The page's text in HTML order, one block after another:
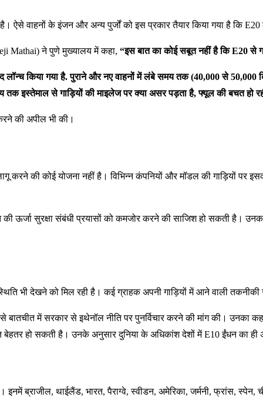
ऐसे वाहनों के इंजन और अन्य पुर्जों को इस प्रकार तैयार किया गया है कि
Mathai) ने पुणे मुख्यालय में कहा, “इस बात का कोई सबूत नहीं है कि E20 से
किया गया है. पुराने और नए वाहनों में लंबे समय तक (40,000 से 50,000
इस्तेमाल से गाड़ियों की माइलेज पर क्या असर पड़ता है, फ्यूल की बचत हो
की अपील भी की।
की कोई योजना नहीं है। विभिन्न कंपनियों और मॉडल की गाड़ियों पर
ऊर्जा सुरक्षा संबंधी प्रयासों को कमजोर करने की साजिश हो सकती है।
भी देखने को मिल रही है। कई ग्राहक अपनी गाड़ियों में आने वाली
में सरकार से इथेनॉल नीति पर पुनर्विचार करने की मांग की। उनका
बेहतर हो सकती है। उनके अनुसार दुनिया के अधिकांश देशों में E10 ईंधन का ही
ब्राजील, थाईलैंड, भारत, पैराग्वे, स्वीडन, अमेरिका, जर्मनी, फ्रांस,